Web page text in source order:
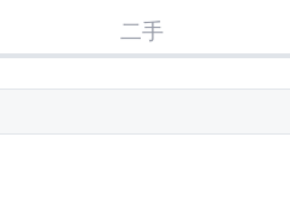
二手